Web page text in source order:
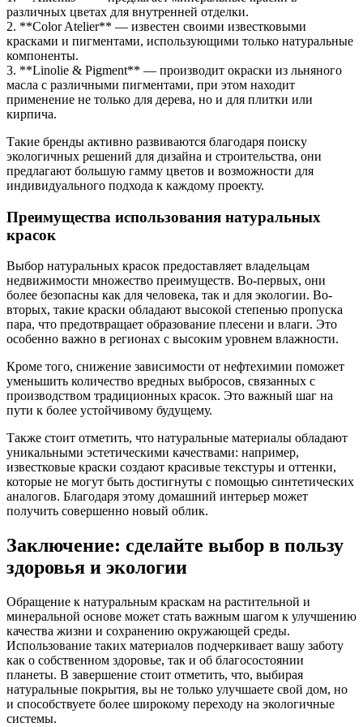
различных цветах для внутренней отделки.
2. **Color Atelier** — известен своими известковыми
красками и пигментами, использующими только натуральные
компоненты.
3. **Linolie & Pigment** — производит окраски из льняного
масла с различными пигментами, при этом находит
применение не только для дерева, но и для плитки или
кирпича.
Такие бренды активно развиваются благодаря поиску
экологичных решений для дизайна и строительства, они
предлагают большую гамму цветов и возможности для
индивидуального подхода к каждому проекту.
Преимущества использования натуральных
красок
Выбор натуральных красок предоставляет владельцам
недвижимости множество преимуществ. Во-первых, они
более безопасны как для человека, так и для экологии. Во-
вторых, такие краски обладают высокой степенью пропуска
пара, что предотвращает образование плесени и влаги. Это
особенно важно в регионах с высоким уровнем влажности.
Кроме того, снижение зависимости от нефтехимии поможет
уменьшить количество вредных выбросов, связанных с
производством традиционных красок. Это важный шаг на
пути к более устойчивому будущему.
Также стоит отметить, что натуральные материалы обладают
уникальными эстетическими качествами: например,
известковые краски создают красивые текстуры и оттенки,
которые не могут быть достигнуты с помощью синтетических
аналогов. Благодаря этому домашний интерьер может
получить совершенно новый облик.
Заключение: сделайте выбор в пользу
здоровья и экологии
Обращение к натуральным краскам на растительной и
минеральной основе может стать важным шагом к улучшению
качества жизни и сохранению окружающей среды.
Использование таких материалов подчеркивает вашу заботу
как о собственном здоровье, так и об благосостоянии
планеты. В завершение стоит отметить, что, выбирая
натуральные покрытия, вы не только улучшаете свой дом, но
и способствуете более широкому переходу на экологичные
системы.